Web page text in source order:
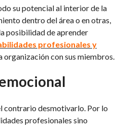
su potencial al interior de la
dentro del área o en otras,
posibilidad de aprender
profesionales y
con sus miembros.
contrario desmotivarlo. Por lo
profesionales sino